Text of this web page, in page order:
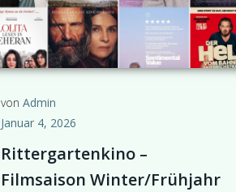
von Admin
Januar 4, 2026
Rittergartenkino –
Filmsaison Winter/Frühjahr